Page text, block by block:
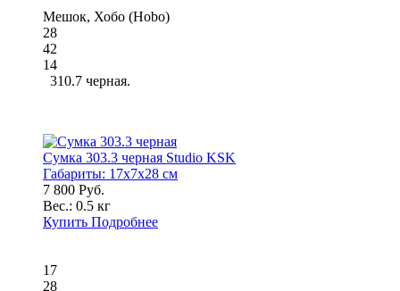
Мешок, Хобо (Hobo)
28
42
14
310.7 черная.
Сумка 303.3 черная Studio KSK
Габариты: 17x7x28 см
7 800 Руб.
Вес.: 0.5 кг
Купить Подробнее
17
28